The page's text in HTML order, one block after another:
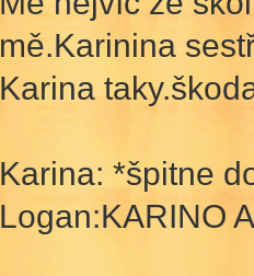
mě.Karinina
Karina
Karina: *špitne
Logan:KARINO